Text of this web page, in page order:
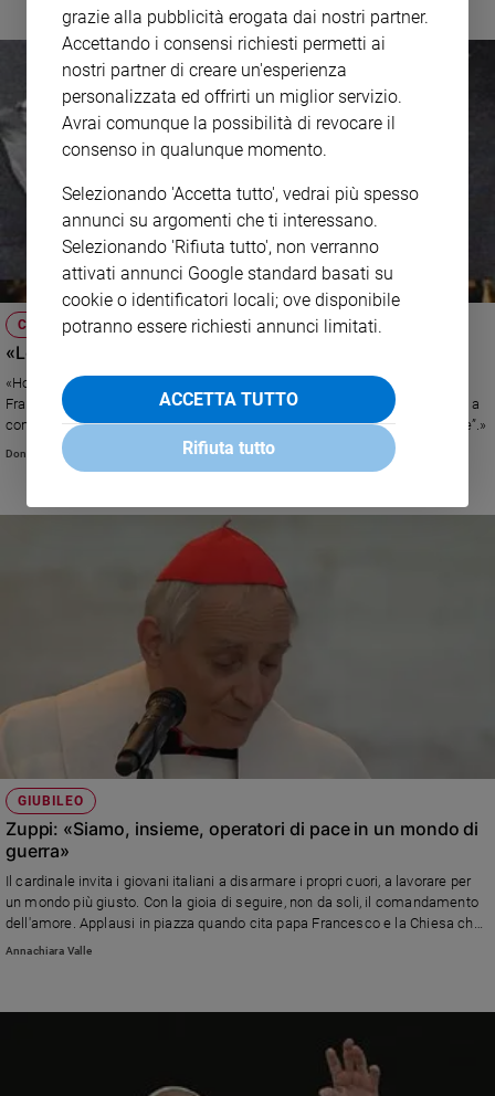
stile semplice e diretto. Il funerale mercoledì 22 a San Severino Marche poi
la sepoltura nella cattedrale di San Ciriaco ad Ancona
COLLOQUI COL PADRE
«Leone XIV è il “normalizzatore” di Francesco?»
«Ho l’impressione che stampa e Tv stiano cercando di rimuovere papa
Francesco e la sua visione di una Chiesa che vive il Vangelo, mettendolo a
confronto con papa Leone, di cui si sottolinea la linea di “normalizzazione”.»
Don Stefano Stimamiglio
GIUBILEO
Zuppi: «Siamo, insieme, operatori di pace in un mondo di
guerra»
Il cardinale invita i giovani italiani a disarmare i propri cuori, a lavorare per
un mondo più giusto. Con la gioia di seguire, non da soli, il comandamento
dell'amore. Applausi in piazza quando cita papa Francesco e la Chiesa che
deve accogliere «tutti, tutti, tutti»
Annachiara Valle
grazie alla pubblicità erogata dai nostri partner.
Accettando i consensi richiesti permetti ai
nostri partner di creare un'esperienza
personalizzata ed offrirti un miglior servizio.
Avrai comunque la possibilità di revocare il
consenso in qualunque momento.
Selezionando 'Accetta tutto', vedrai più spesso
annunci su argomenti che ti interessano.
Selezionando 'Rifiuta tutto', non verranno
attivati annunci Google standard basati su
cookie o identificatori locali; ove disponibile
potranno essere richiesti annunci limitati.
ACCETTA TUTTO
Rifiuta tutto